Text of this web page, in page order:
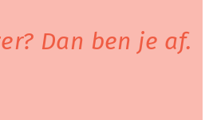
Dan ben je af.